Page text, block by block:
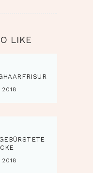
LIKE
2018
2018